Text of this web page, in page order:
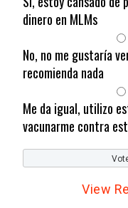
dinero en MLMs
No, no me gustaría
recomienda nada
Me da igual, utilizo
vacunarme contra
View